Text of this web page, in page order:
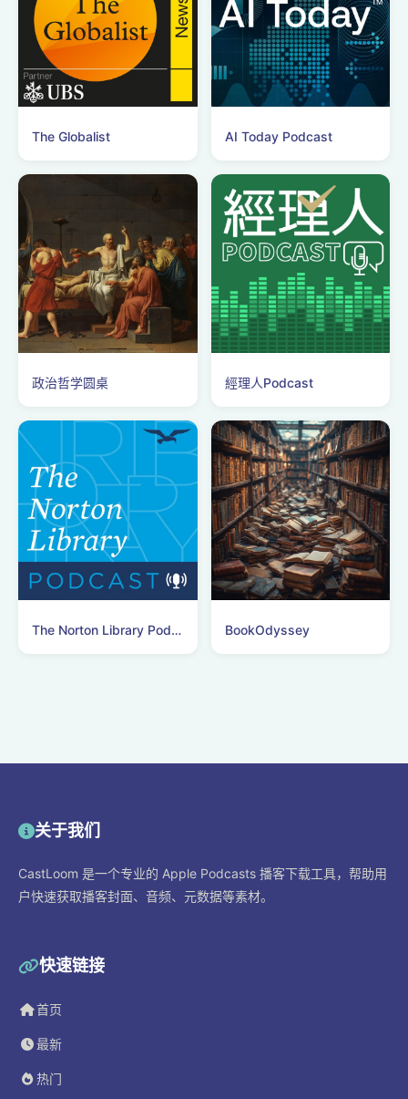
The Globalist AI Today Podcast
政治哲学圆桌 經理人Podcast
The Norton Library Podcast BookOdyssey
关于我们
CastLoom 是一个专业的 Apple Podcasts 播客下载工具，帮助用
户快速获取播客封面、音频、元数据等素材。
快速链接
首页
最新
热门